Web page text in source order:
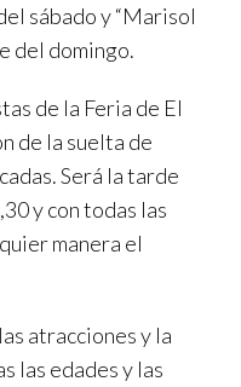
sábado y “Marisol
del domingo.
de la Feria de El
de la suelta de
Será la tarde
y con todas las
manera el
atracciones y la
las edades y las